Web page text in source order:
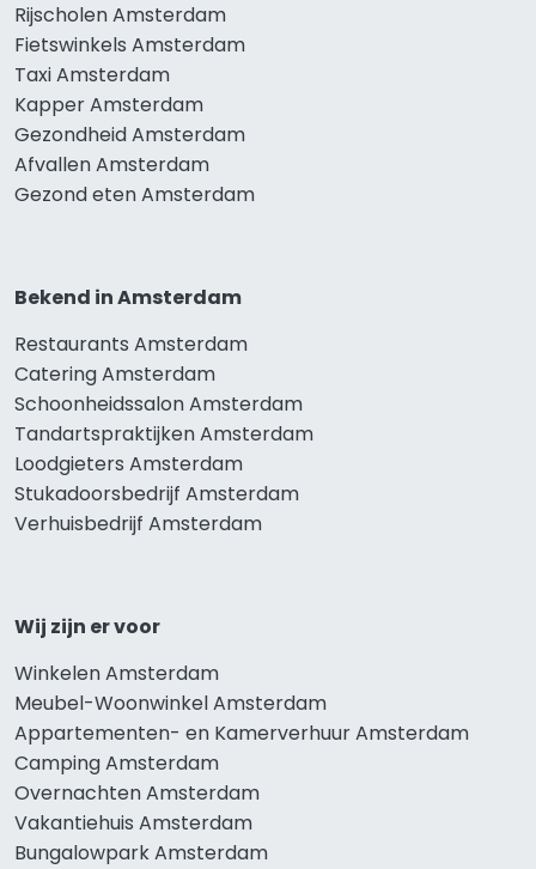
Rijscholen Amsterdam
Fietswinkels Amsterdam
Taxi Amsterdam
Kapper Amsterdam
Gezondheid Amsterdam
Afvallen Amsterdam
Gezond eten Amsterdam
Bekend in Amsterdam
Restaurants Amsterdam
Catering Amsterdam
Schoonheidssalon Amsterdam
Tandartspraktijken Amsterdam
Loodgieters Amsterdam
Stukadoorsbedrijf Amsterdam
Verhuisbedrijf Amsterdam
Wij zijn er voor
Winkelen Amsterdam
Meubel-Woonwinkel Amsterdam
Appartementen- en Kamerverhuur Amsterdam
Camping Amsterdam
Overnachten Amsterdam
Vakantiehuis Amsterdam
Bungalowpark Amsterdam